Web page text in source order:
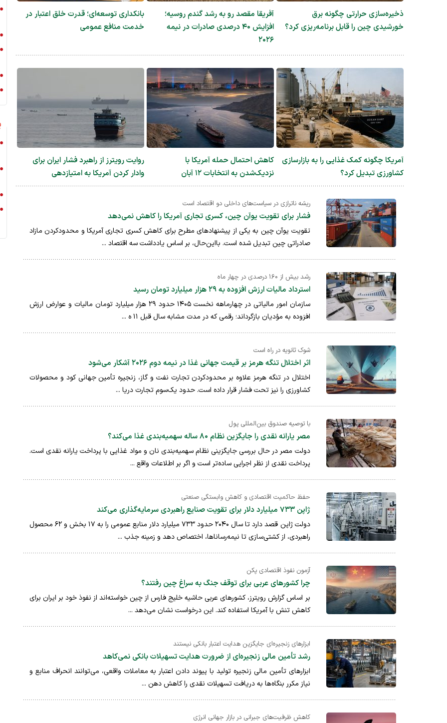
ذخیره‌سازی حرارتی چگونه برق
خورشیدی چین را قابل برنامه‌ریزی کرد؟
آفریقا مقصد رو به رشد گندم روسیه؛
افزایش ۴۰ درصدی صادرات در نیمه
۲۰۲۶
بانکداری توسعه‌ای؛ قدرت خلق اعتبار در
خدمت منافع عمومی
آمریکا چگونه کمک غذایی را به بازارسازی
کشاورزی تبدیل کرد؟
کاهش احتمال حمله آمریکا با
نزدیک‌شدن به انتخابات ۱۲ آبان
روایت رویترز از راهبرد فشار ایران برای
وادار کردن آمریکا به امتیازدهی
ریشه ناترازی در سیاست‌های داخلی دو اقتصاد است
فشار برای تقویت یوآن چین، کسری تجاری آمریکا را کاهش نمی‌دهد
تقویت یوآن چین به یکی از پیشنهادهای مطرح برای کاهش کسری تجاری آمریکا و محدودکردن مازاد
صادراتی چین تبدیل شده است. بااین‌حال، بر اساس یادداشت سه اقتصاد ...
رشد بیش از ۱۶۰ درصدی در چهار ماه
استرداد مالیات ارزش افزوده به ۲۹ هزار میلیارد تومان رسید
سازمان امور مالیاتی در چهارماهه نخست ۱۴۰۵ حدود ۲۹ هزار میلیارد تومان مالیات و عوارض ارزش
افزوده به مؤدیان بازگرداند؛ رقمی که در مدت مشابه سال قبل ۱۱ ه ...
شوک ثانویه در راه است
اثر اختلال تنگه هرمز بر قیمت جهانی غذا در نیمه دوم ۲۰۲۶ آشکار می‌شود
اختلال در تنگه هرمز علاوه بر محدودکردن تجارت نفت و گاز، زنجیره تأمین جهانی کود و محصولات
کشاورزی را نیز تحت فشار قرار داده است. حدود یک‌سوم تجارت دریا ...
با توصیه صندوق بین‌المللی پول
مصر یارانه نقدی را جایگزین نظام ۸۰ ساله سهمیه‌بندی غذا می‌کند؟
دولت مصر در حال بررسی جایگزینی نظام سهمیه‌بندی نان و مواد غذایی با پرداخت یارانه نقدی است.
پرداخت نقدی از نظر اجرایی ساده‌تر است و اگر بر اطلاعات واقع ...
حفظ حاکمیت اقتصادی و کاهش وابستگی صنعتی
ژاپن ۷۳۳ میلیارد دلار برای تقویت صنایع راهبردی سرمایه‌گذاری می‌کند
دولت ژاپن قصد دارد تا سال ۲۰۴۰ حدود ۷۳۳ میلیارد دلار منابع عمومی را به ۱۷ بخش و ۶۲ محصول
راهبردی، از کشتی‌سازی تا نیمه‌رساناها، اختصاص دهد و زمینه جذب ...
آزمون نفوذ اقتصادی پکن
چرا کشورهای عربی برای توقف جنگ به سراغ چین رفتند؟
بر اساس گزارش رویترز، کشورهای عربی حاشیه خلیج فارس از چین خواسته‌اند از نفوذ خود بر ایران برای
کاهش تنش با آمریکا استفاده کند. این درخواست نشان می‌دهد ...
ابزارهای زنجیره‌ای جایگزین هدایت اعتبار بانکی نیستند
رشد تأمین مالی زنجیره‌ای از ضرورت هدایت تسهیلات بانکی نمی‌کاهد
ابزارهای تأمین مالی زنجیره تولید با پیوند دادن اعتبار به معاملات واقعی، می‌توانند انحراف منابع و
نیاز مکرر بنگاه‌ها به دریافت تسهیلات نقدی را کاهش دهن ...
کاهش ظرفیت‌های جبرانی در بازار جهانی انرژی